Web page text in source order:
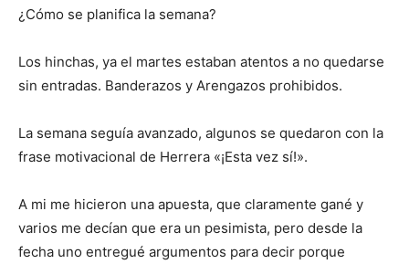
¿Cómo se planifica la semana?
Los hinchas, ya el martes estaban atentos a no quedarse
sin entradas. Banderazos y Arengazos prohibidos.
La semana seguía avanzado, algunos se quedaron con la
frase motivacional de Herrera «¡Esta vez sí!».
A mi me hicieron una apuesta, que claramente gané y
varios me decían que era un pesimista, pero desde la
fecha uno entregué argumentos para decir porque